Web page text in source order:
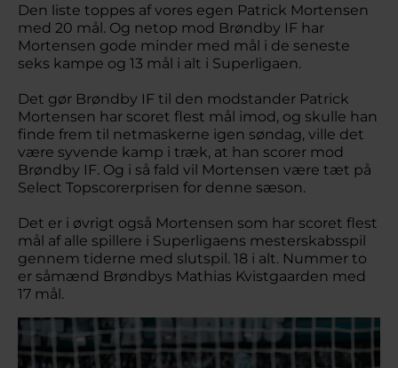
Den liste toppes af vores egen Patrick Mortensen
med 20 mål. Og netop mod Brøndby IF har
Mortensen gode minder med mål i de seneste
seks kampe og 13 mål i alt i Superligaen.
Det gør Brøndby IF til den modstander Patrick
Mortensen har scoret flest mål imod, og skulle han
finde frem til netmaskerne igen søndag, ville det
være syvende kamp i træk, at han scorer mod
Brøndby IF. Og i så fald vil Mortensen være tæt på
Select Topscorerprisen for denne sæson.
Det er i øvrigt også Mortensen som har scoret flest
mål af alle spillere i Superligaens mesterskabsspil
gennem tiderne med slutspil. 18 i alt. Nummer to
er såmænd Brøndbys Mathias Kvistgaarden med
17 mål.